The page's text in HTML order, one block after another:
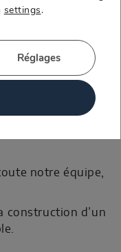
par
renforce
comme moteur
dans chaque
notre équipe,
construction d’un
settings.
Réglages